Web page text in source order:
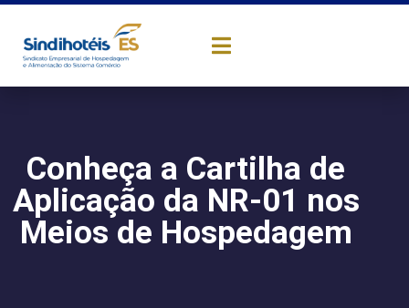
Conheça a Cartilha de
Aplicação da NR-01 nos
Meios de Hospedagem